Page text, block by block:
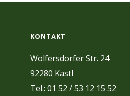
KONTAKT
Wolfersdorfer Str. 24
92280 Kastl
Tel.: 01 52 / 53 12 15 52